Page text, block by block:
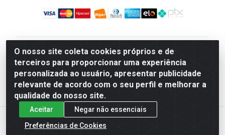
O nosso site coleta cookies próprios e de
terceiros para proporcionar uma experiência
personalizada ao usuário, apresentar publicidade
relevante de acordo com o seu perfil e melhorar a
qualidade do nosso site.
Aceitar
Negar não essenciais
Preferências de Cookies
Atacadao da Limpeza F. Pereira Queiroz Comercio e
Distribuicao LTDA - Quadra Qi 10 Lotes 39 e, 41 - Setor
Industrial (Taguatinga), Brasília/DF - CEP 72.135-100 -
CNPJ 13.184.675/0001-80